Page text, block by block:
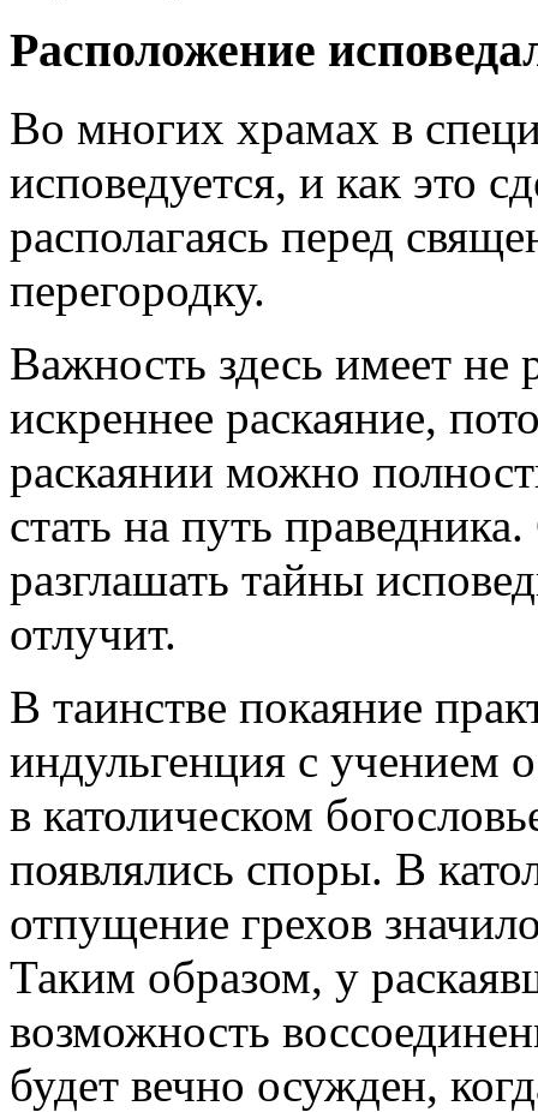
Расположение
Во многих храмах в
исповедуется, и как это
располагаясь перед
перегородку.
Важность здесь имеет не
искреннее раскаяние,
раскаянии можно
стать на путь
разглашать тайны
отлучит.
В таинстве покаяние
индульгенция с учением
в католическом
появлялись споры. В
отпущение грехов
Таким образом, у
возможность
будет вечно осужден,